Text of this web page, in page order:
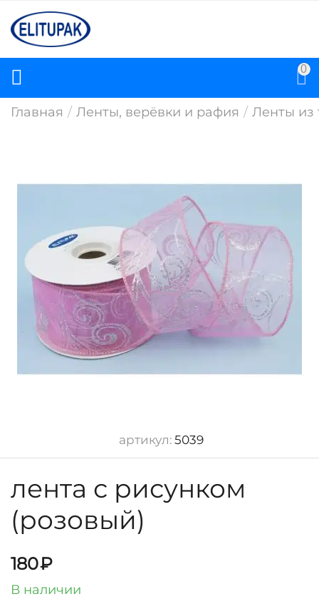
0
Главная / Ленты, верёвки и рафия / Ленты из
артикул: 5039
лента с рисунком
(розовый)
180₽
В наличии